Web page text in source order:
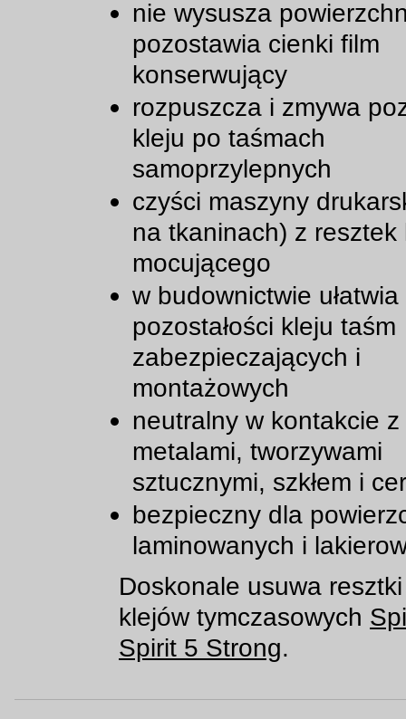
nie wysusza
pozostawia cienki film
konserwujący
rozpuszcza i zmywa
kleju po taśmach
samoprzylepnych
czyści maszyny
na tkaninach) z resztek
mocującego
w budownictwie
pozostałości kleju taśm
zabezpieczających i
montażowych
neutralny w kontakcie z
metalami, tworzywami
sztucznymi, szkłem i
bezpieczny dla
laminowanych i
Doskonale usuwa
klejów tymczasowych
Spirit 5 Strong.